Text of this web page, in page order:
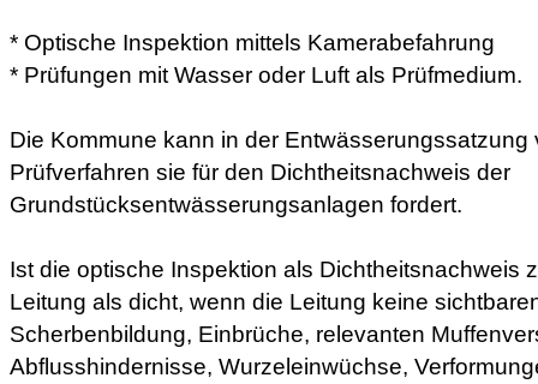
* Optische Inspektion mittels Kamerabefahrung
* Prüfungen mit Wasser oder Luft als Prüfmedium.
Die Kommune kann in der Entwässerungssatzung
Prüfverfahren sie für den Dichtheitsnachweis der
Grundstücksentwässerungsanlagen fordert.
Ist die optische Inspektion als Dichtheitsnachweis
Leitung als dicht, wenn die Leitung keine
Scherbenbildung, Einbrüche, relevanten
Abflusshindernisse, Wurzeleinwüchse,